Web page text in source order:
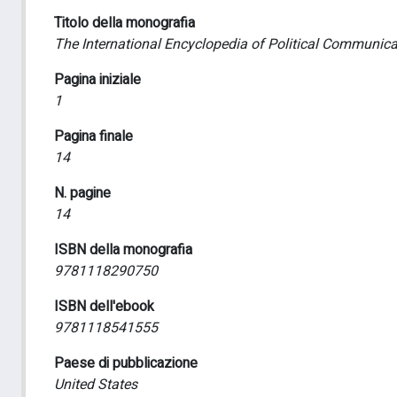
Titolo della monografia
The International Encyclopedia of Political
Pagina iniziale
1
Pagina finale
14
N. pagine
14
ISBN della monografia
9781118290750
ISBN dell'ebook
9781118541555
Paese di pubblicazione
United States